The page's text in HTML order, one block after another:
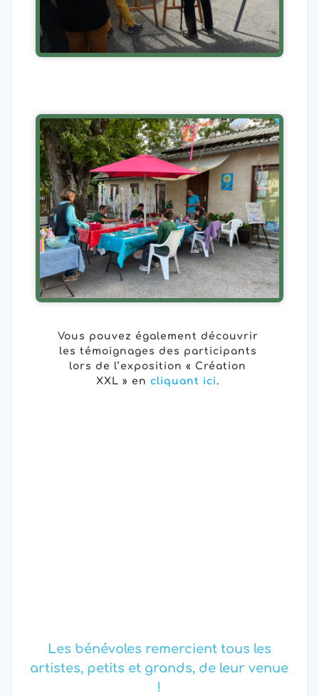
Vous pouvez également découvrir
les témoignages des participants
lors de l’exposition « Création
XXL » en cliquant ici.
Les bénévoles remercient tous les
artistes, petits et grands, de leur venue
!